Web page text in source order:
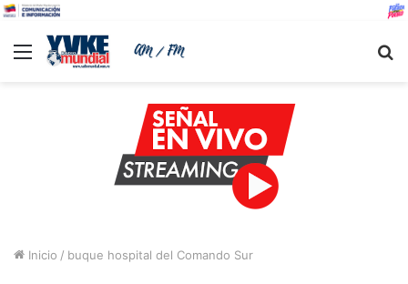
Menu
Inicio / buque hospital del Comando Sur